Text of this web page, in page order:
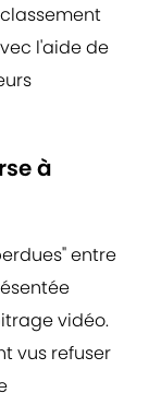
l'aide de
à
entre
vidéo.
vus refuser